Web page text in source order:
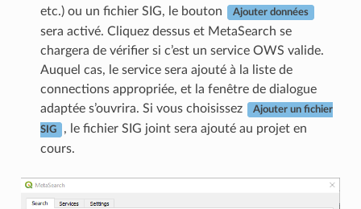
etc.) ou un fichier SIG, le bouton
Ajouter données
sera activé. Cliquez dessus et MetaSearch se
chargera de vérifier si c’est un service OWS valide.
Auquel cas, le service sera ajouté à la liste de
connections appropriée, et la fenêtre de dialogue
adaptée s’ouvrira. Si vous choisissez
Ajouter un fichier
SIG
, le fichier SIG joint sera ajouté au projet en
cours.